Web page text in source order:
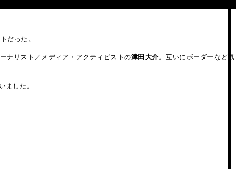
だった。
ナリスト／メディア・アクティビストの津田大介。互いにボーダーなど気
ました。